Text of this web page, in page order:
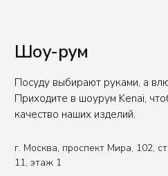
Вы представитель индустрии
ХОРЕКА/HoReCa?
Оставьте свои контакты, чтобы получить